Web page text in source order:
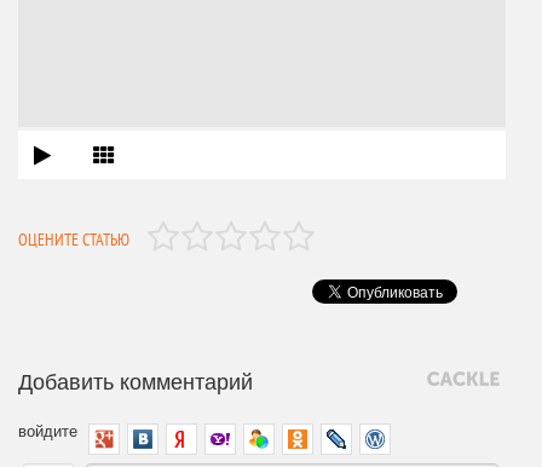
ОЦЕНИТЕ СТАТЬЮ
Добавить комментарий
войдите